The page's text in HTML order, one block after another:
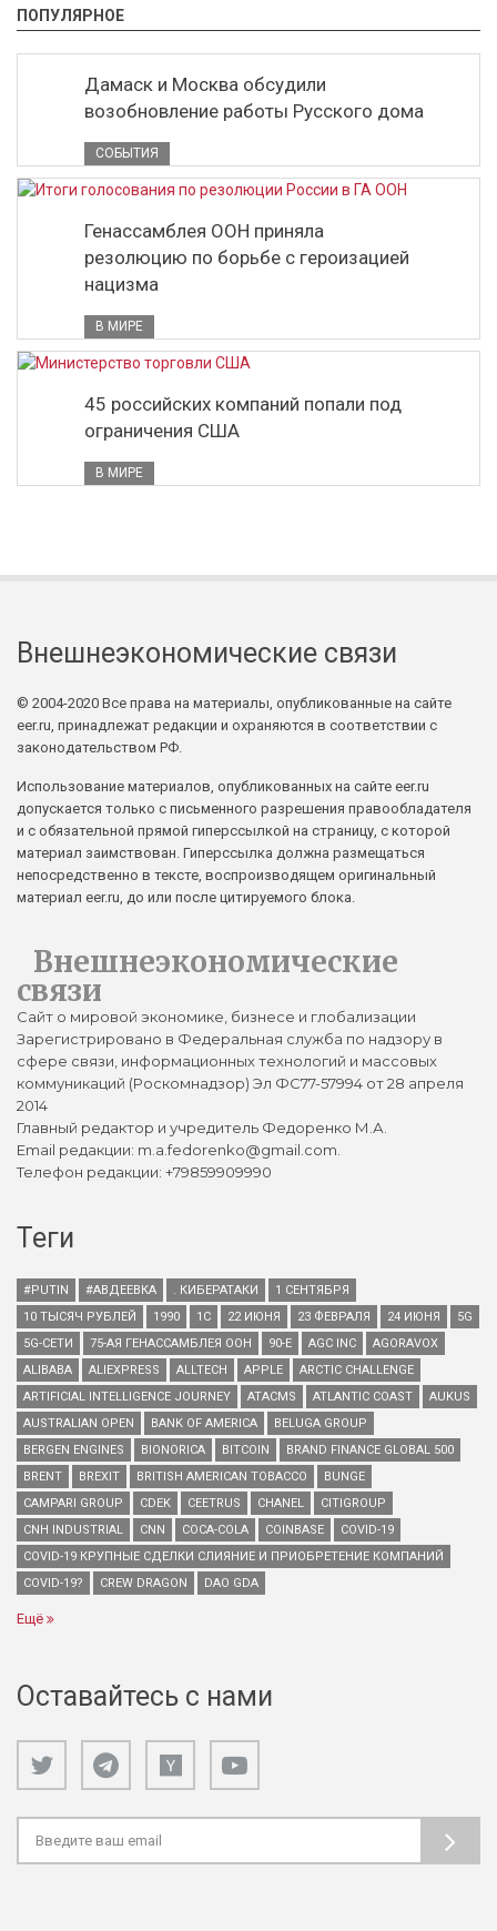
ПОПУЛЯРНОЕ
Дамаск и Москва обсудили
возобновление работы Русского дома
СОБЫТИЯ
Генассамблея ООН приняла
резолюцию по борьбе с героизацией
нацизма
В МИРЕ
45 российских компаний попали под
ограничения США
В МИРЕ
Внешнеэкономические связи
© 2004-2020 Все права на материалы, опубликованные на сайте
eer.ru, принадлежат редакции и охраняются в соответствии с
законодательством РФ.
Использование материалов, опубликованных на сайте eer.ru
допускается только с письменного разрешения правообладателя
и с обязательной прямой гиперссылкой на страницу, с которой
материал заимствован. Гиперссылка должна размещаться
непосредственно в тексте, воспроизводящем оригинальный
материал eer.ru, до или после цитируемого блока.
Внешнеэкономические
связи
Сайт о мировой экономике, бизнесе и глобализации
Зарегистрировано в Федеральная служба по надзору в
сфере связи, информационных технологий и массовых
коммуникаций (Роскомнадзор) Эл ФС77-57994 от 28 апреля
2014
Главный редактор и учредитель Федоренко М.А.
Email редакции: m.a.fedorenko@gmail.com.
Телефон редакции: +79859909990
Теги
#PUTIN #АВДЕЕВКА . КИБЕРАТАКИ
1 СЕНТЯБРЯ
10 ТЫСЯЧ РУБЛЕЙ
1990 1С 22 ИЮНЯ 23 ФЕВРАЛЯ 24 ИЮНЯ
5G
5G-СЕТИ
75-АЯ ГЕНАССАМБЛЕЯ ООН 90-Е AGC INC
AGORAVOX
ALIBABA
ALIEXPRESS ALLTECH APPLE
ARCTIC CHALLENGE
ARTIFICIAL INTELLIGENCE JOURNEY
ATACMS ATLANTIC COAST
AUKUS
AUSTRALIAN OPEN
BANK OF AMERICA
BELUGA GROUP
BERGEN ENGINES
BIONORICA BITCOIN
BRAND FINANCE GLOBAL 500
BRENT
BREXIT BRITISH AMERICAN TOBACCO
BUNGE
CAMPARI GROUP
CDEK CEETRUS CHANEL
CITIGROUP
CNH INDUSTRIAL
CNN COCA-COLA COINBASE
COVID-19
COVID-19 КРУПНЫЕ СДЕЛКИ СЛИЯНИЕ И ПРИОБРЕТЕНИЕ КОМПАНИЙ
COVID-19?
CREW DRAGON DAO GDA
Ещё
Оставайтесь с нами